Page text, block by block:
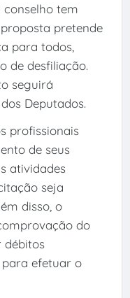
conselho tem
pretende
para todos,
de desfiliação.
seguirá
Deputados.
profissionais
de seus
atividades
seja
disso, o
do
débitos
para efetuar o